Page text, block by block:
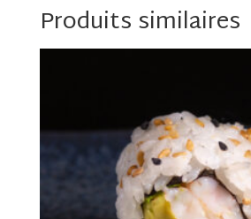
Produits similaires